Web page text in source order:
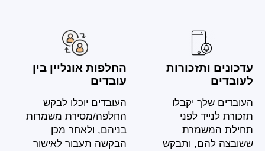
עדכונים ותזכורות
לעובדים
העובדים שלך יקבלו
תזכורת לנייד לפני
תחילת המשמרת
ששובצה להם, ותבקש
החלפות אונליין בין
עובדים
העובדים יוכלו לבקש
החלפה/מסירת משמרות
בניהם, ולאחר מכן
הבקשה תעבור לאישור